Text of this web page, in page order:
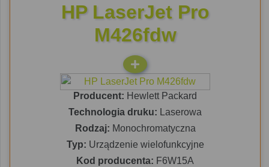
HP LaserJet Pro
M426fdw
Producent: Hewlett Packard
Technologia druku: Laserowa
Rodzaj: Monochromatyczna
Typ: Urządzenie wielofunkcyjne
Kod producenta: F6W15A